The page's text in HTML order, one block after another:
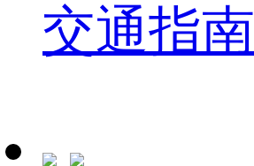
交通指南